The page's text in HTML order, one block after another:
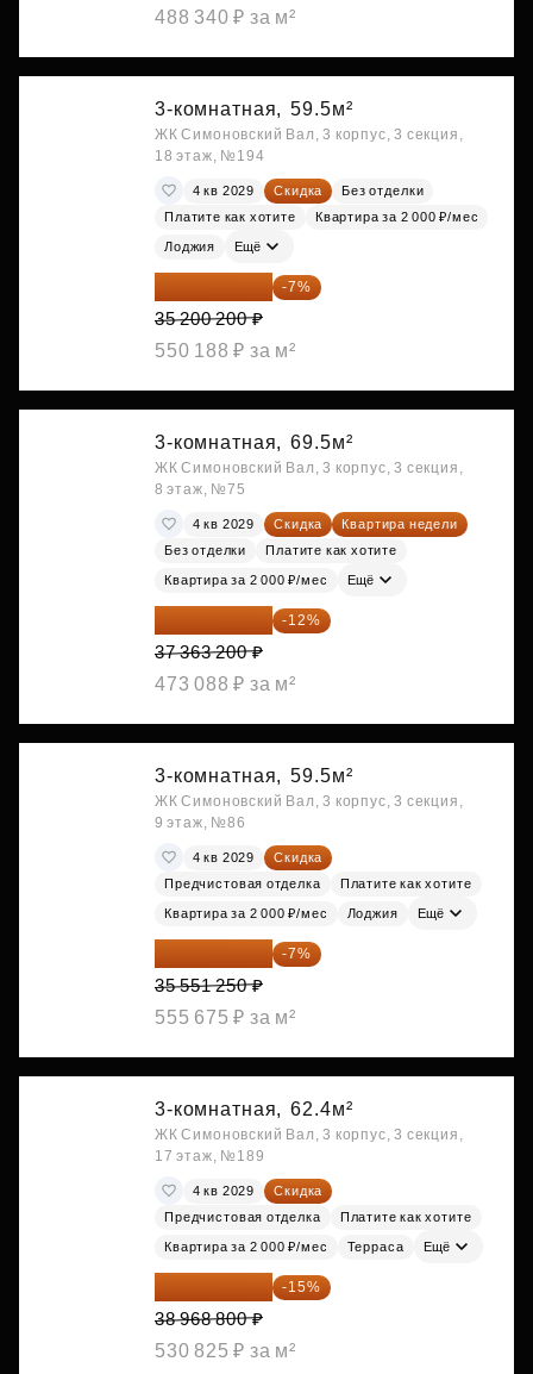
488 340 ₽ за м²
3-комнатная, 59.5м²
ЖК Симоновский Вал, 3 корпус, 3 секция,
18 этаж, №194
4 кв 2029 Скидка
Без отделки
Платите как хотите
Квартира за 2 000 ₽/мес
Лоджия Ещё
32 736 186 ₽ -7%
35 200 200 ₽
550 188 ₽ за м²
3-комнатная, 69.5м²
ЖК Симоновский Вал, 3 корпус, 3 секция,
8 этаж, №75
4 кв 2029 Скидка
Квартира недели
Без отделки
Платите как хотите
Квартира за 2 000 ₽/мес Ещё
32 879 616 ₽ -12%
37 363 200 ₽
473 088 ₽ за м²
3-комнатная, 59.5м²
ЖК Симоновский Вал, 3 корпус, 3 секция,
9 этаж, №86
4 кв 2029
Скидка
Предчистовая отделка
Платите как хотите
Квартира за 2 000 ₽/мес Лоджия Ещё
33 062 663 ₽ -7%
35 551 250 ₽
555 675 ₽ за м²
3-комнатная, 62.4м²
ЖК Симоновский Вал, 3 корпус, 3 секция,
17 этаж, №189
4 кв 2029
Скидка
Предчистовая отделка
Платите как хотите
Квартира за 2 000 ₽/мес Терраса Ещё
33 123 480 ₽ -15%
38 968 800 ₽
530 825 ₽ за м²